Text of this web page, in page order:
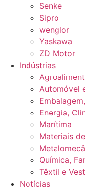
Senke
Sipro
wenglor
Yaskawa
ZD Motor
Indústrias
Automóvel
Energia,
Marítima
Materiais
Química,
Têxtil e
Notícias